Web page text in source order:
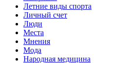
Летние виды спорта
Личный счет
Люди
Места
Мнения
Мода
Народная медицина